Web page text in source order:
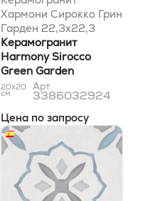
Хармони Сирокко Грин
Гарден 22,3x22,3
Керамогранит
Harmony Sirocco
Green Garden
22,3x22,3
20x20
см
Арт.
3386032924
Цена по запросу